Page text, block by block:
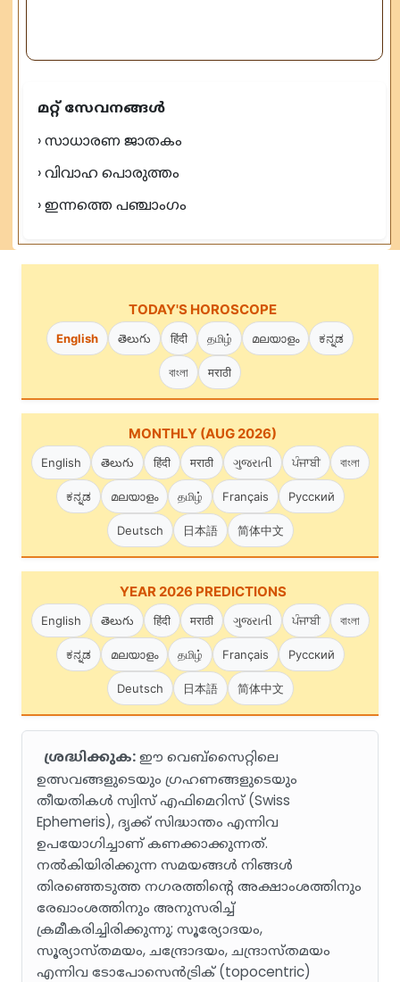
മറ്റ് സേവനങ്ങൾ
› സാധാരണ ജാതകം
› വിവാഹ പൊരുത്തം
› ഇന്നത്തെ പഞ്ചാംഗം
TODAY'S HOROSCOPE
English తెలుగు हिंदी தமிழ் മലയാളം ಕನ್ನಡ
বাংলা मराठी
MONTHLY (AUG 2026)
English తెలుగు हिंदी मराठी ગુજરાતી ਪੰਜਾਬੀ বাংলা
ಕನ್ನಡ മലയാളം தமிழ் Français Русский
Deutsch 日本語 简体中文
YEAR 2026 PREDICTIONS
English తెలుగు हिंदी मराठी ગુજરાતી ਪੰਜਾਬੀ বাংলা
ಕನ್ನಡ മലയാളം தமிழ் Français Русский
Deutsch 日本語 简体中文
ശ്രദ്ധിക്കുക:ഈ വെബ്സൈറ്റിലെ
ഉത്സവങ്ങളുടെയും ഗ്രഹണങ്ങളുടെയും
തീയതികൾ സ്വിസ് എഫിമെറിസ് (Swiss
Ephemeris), ദൃക്ക് സിദ്ധാന്തം എന്നിവ
ഉപയോഗിച്ചാണ് കണക്കാക്കുന്നത്.
നൽകിയിരിക്കുന്ന സമയങ്ങൾ നിങ്ങൾ
തിരഞ്ഞെടുത്ത നഗരത്തിന്റെ അക്ഷാംശത്തിനും
രേഖാംശത്തിനും അനുസരിച്ച്
ക്രമീകരിച്ചിരിക്കുന്നു; സൂര്യോദയം,
സൂര്യാസ്തമയം, ചന്ദ്രോദയം, ചന്ദ്രാസ്തമയം
എന്നിവ ടോപോസെൻട്രിക് (topocentric)